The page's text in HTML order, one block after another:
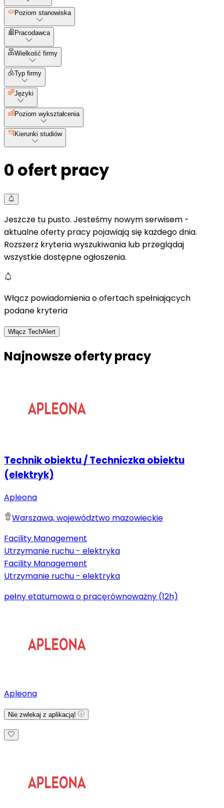
Poziom stanowiska
Pracodawca
Wielkość firmy
Typ firmy
Języki
Poziom wykształcenia
Kierunki studiów
0 ofert pracy
Jeszcze tu pusto. Jesteśmy nowym serwisem -
aktualne oferty pracy pojawiają się każdego dnia.
Rozszerz kryteria wyszukiwania lub przeglądaj
wszystkie dostępne ogłoszenia.
Włącz powiadomienia o ofertach spełniających
podane kryteria
Włącz TechAlert
Najnowsze oferty pracy
Technik obiektu / Techniczka obiektu
(elektryk)
Apleona
Warszawa, województwo mazowieckie
Facility Management
Utrzymanie ruchu - elektryka
Facility Management
Utrzymanie ruchu - elektryka
pełny etatumowa o pracęrównoważny (12h)
Apleona
Nie zwlekaj z aplikacją!